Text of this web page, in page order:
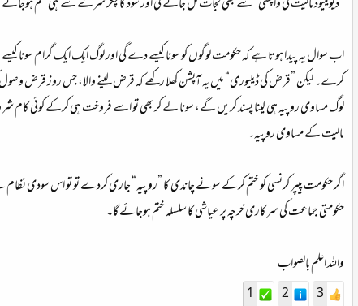
”ڈیویلیوڈ مالیت کی واپسی“ سے بھی نجات مل جائے گی اور سود کا چکر سرے سے ہی ختم ہوجائے
کرے۔ لیکن ”قرض کی ڈیلیوری“ میں یہ آپشن کھلا رکھے کہ قرض لینے والا، جس روز
لوگ مساوی روپیہ ہی لینا پسند کریں گے، سونا لے کر بھی تو اسے فروخت ہی کرکے کوئی کام
مالیت کے مساوی روپیہ۔
اگر حکومت پیپر کرنسی کو ختم کرکے سونے چاندی کا ”روپیہ“ جاری کردے تو تو اس سودی
حکومتی جماعت کی سرکاری خرچہ پر عیاشی کا سلسلہ ختم ہوجائے گا۔
واللہ اعلم بالصواب
3
2
1